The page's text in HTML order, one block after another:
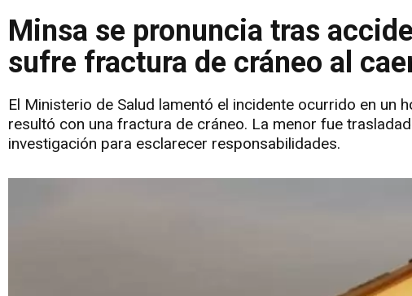
Minsa se pronuncia tras
sufre fractura de cráneo al
El Ministerio de Salud lamentó el incidente ocurrido en un
resultó con una fractura de cráneo. La menor fue
investigación para esclarecer responsabilidades.